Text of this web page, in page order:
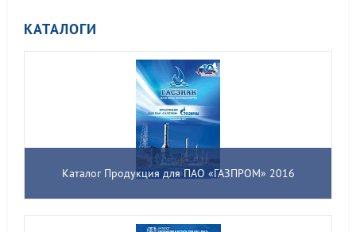
КАТАЛОГИ
Каталог Продукция для ПАО «ГАЗПРОМ» 2016